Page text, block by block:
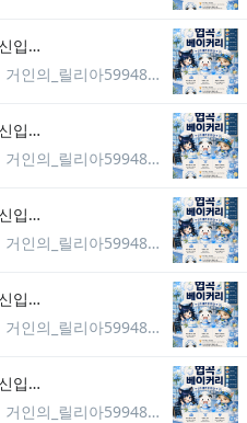
03⬆️🥐협곡베이커리🥐에서 신입분들을 모집합니다
거인의_릴리아5994867037981
03⬆️🥐협곡베이커리🥐에서 신입분들을 모집합니다
거인의_릴리아5994867037981
03⬆️🥐협곡베이커리🥐에서 신입분들을 모집합니다
거인의_릴리아5994867037981
03⬆️🥐협곡베이커리🥐에서 신입분들을 모집합니다
거인의_릴리아5994867037981
03⬆️🥐협곡베이커리🥐에서 신입분들을 모집합니다
거인의_릴리아5994867037981